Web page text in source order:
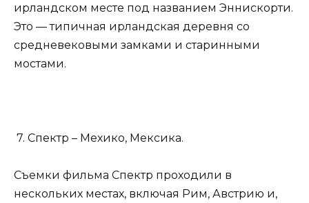
ирландском месте под названием Эннискорти.
Это — типичная ирландская деревня со
средневековыми замками и старинными
мостами.
7. Спектр – Мехико, Мексика.
Съемки фильма Спектр проходили в
нескольких местах, включая Рим, Австрию и,